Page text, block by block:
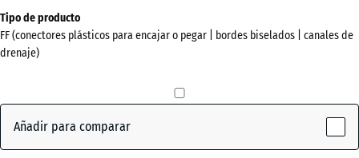
colores?
Mostrar
colores
Dimensiones
para
el
x
500
Tipo de producto
FF (conectores plásticos para encajar o pegar | bordes biselados | canales de
drenaje)
Añadir para comparar